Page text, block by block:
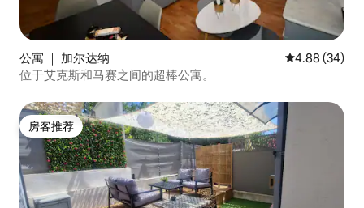
公寓 ｜ 加尔达纳 平均评分 4.88
4.88 (34)
位于艾克斯和马赛之间的超棒公寓。
房客推荐
房客推荐